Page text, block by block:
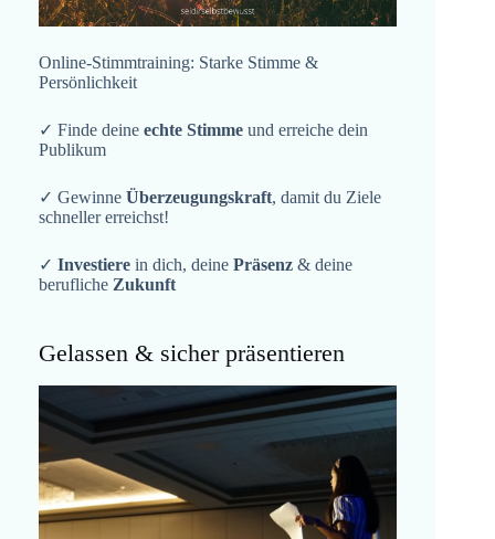
Online-Stimmtraining: Starke Stimme &
Persönlichkeit
✓ Finde deine echte Stimme und erreiche dein
Publikum
✓ Gewinne Überzeugungskraft, damit du Ziele
schneller erreichst!
✓ Investiere in dich, deine Präsenz & deine
berufliche Zukunft
Gelassen & sicher präsentieren